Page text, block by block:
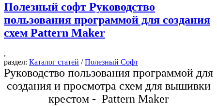
Полезный софт Руководство
пользования программой для создания
схем Pattern Maker
,
раздел: Каталог статей /Полезный Софт
Руководство пользования программой для
создания и просмотра схем для вышивки
крестом - Pattern Maker